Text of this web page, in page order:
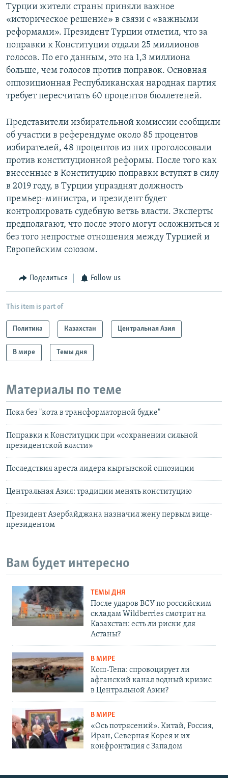
Турции жители страны приняли важное
«историческое решение» в связи с «важными
реформами». Президент Турции отметил, что за
поправки к Конституции отдали 25 миллионов
голосов. По его данным, это на 1,3 миллиона
больше, чем голосов против поправок. Основная
оппозиционная Республиканская народная партия
требует пересчитать 60 процентов бюллетеней.
Представители избирательной комиссии сообщили
об участии в референдуме около 85 процентов
избирателей, 48 процентов из них проголосовали
против конституционной реформы. После того как
внесенные в Конституцию поправки вступят в силу
в 2019 году, в Турции упразднят должность
премьер-министра, и президент будет
контролировать судебную ветвь власти. Эксперты
предполагают, что после этого могут осложниться и
без того непростые отношения между Турцией и
Европейским союзом.
Поделиться Follow us
This item is part of
Политика Казахстан Центральная Азия
В мире Темы дня
Материалы по теме
Пока без "кота в трансформаторной будке"
Поправки к Конституции при «сохранении сильной
президентской власти»
Последствия ареста лидера кыргызской оппозиции
Центральная Азия: традиции менять конституцию
Президент Азербайджана назначил жену первым вице-
президентом
Вам будет интересно
ТЕМЫ ДНЯ
После ударов ВСУ по российским
складам Wildberries смотрит на
Казахстан: есть ли риски для
Астаны?
В МИРЕ
Кош-Тепа: спровоцирует ли
афганский канал водный кризис
в Центральной Азии?
В МИРЕ
«Ось потрясений». Китай, Россия,
Иран, Северная Корея и их
конфронтация с Западом